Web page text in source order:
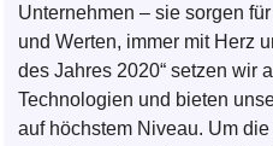
Unternehmen – sie sorgen
und Werten, immer mit Herz
des Jahres 2020“ setzen wir
Technologien und bieten
auf höchstem Niveau. Um